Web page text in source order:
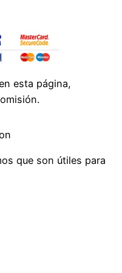
esta página,
que son útiles para